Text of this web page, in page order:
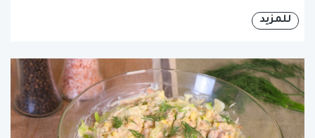
للمزيد